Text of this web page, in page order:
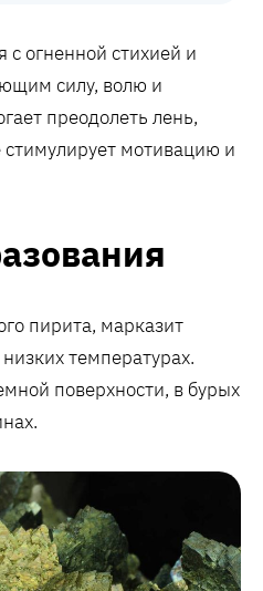
с огненной стихией и
силу, волю и
преодолеть лень,
мотивацию и
пирита, марказит
температурах.
поверхности, в бурых